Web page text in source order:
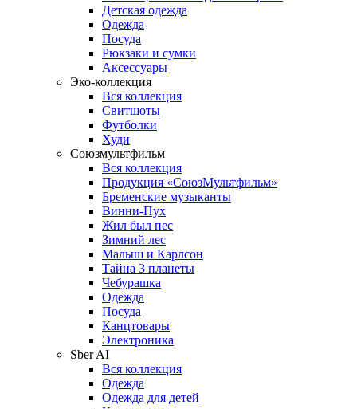
Детская одежда
Одежда
Посуда
Рюкзаки и сумки
Аксессуары
Эко-коллекция
Вся коллекция
Свитшоты
Футболки
Худи
Союзмультфильм
Вся коллекция
Продукция «СоюзМультфильм»
Бременские музыканты
Винни-Пух
Жил был пес
Зимний лес
Малыш и Карлсон
Тайна 3 планеты
Чебурашка
Одежда
Посуда
Канцтовары
Электроника
Sber AI
Вся коллекция
Одежда
Одежда для детей